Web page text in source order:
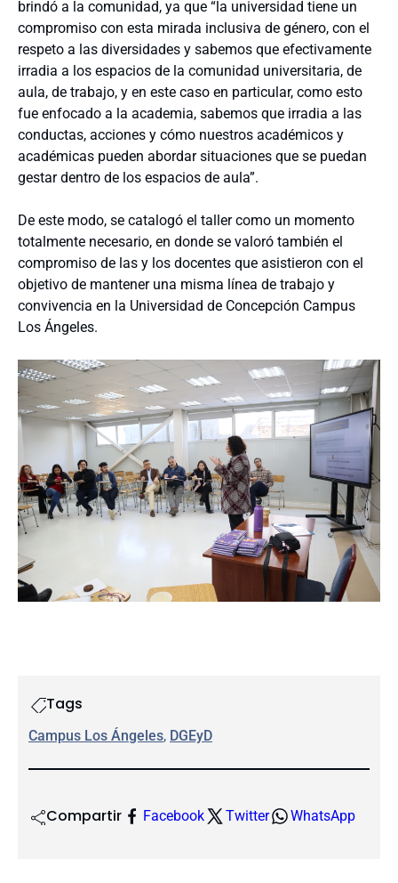
brindó a la comunidad, ya que “la universidad tiene un
compromiso con esta mirada inclusiva de género, con el
respeto a las diversidades y sabemos que efectivamente
irradia a los espacios de la comunidad universitaria, de
aula, de trabajo, y en este caso en particular, como esto
fue enfocado a la academia, sabemos que irradia a las
conductas, acciones y cómo nuestros académicos y
académicas pueden abordar situaciones que se puedan
gestar dentro de los espacios de aula”.
De este modo, se catalogó el taller como un momento
totalmente necesario, en donde se valoró también el
compromiso de las y los docentes que asistieron con el
objetivo de mantener una misma línea de trabajo y
convivencia en la Universidad de Concepción Campus
Los Ángeles.
Tags
Campus Los Ángeles, DGEyD
Compartir Facebook Twitter WhatsApp